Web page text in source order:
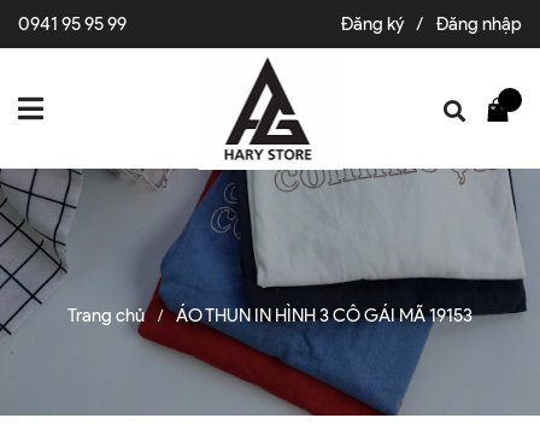
0941 95 95 99 Đăng ký / Đăng nhập
Trang chủ / ÁO THUN IN HÌNH 3 CÔ GÁI MÃ 19153